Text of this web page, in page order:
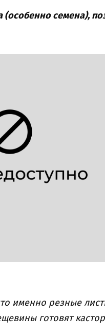
семена),
именно резные
готовят